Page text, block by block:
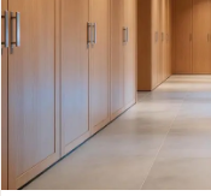
性原木高端定制家
球最新的款式和生
计风格体系。另外
购买回来的木材进
冷干燥的北方市场
您的家居富有尊贵